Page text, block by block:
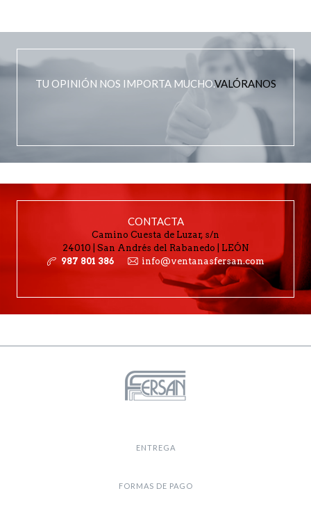
TU OPINIÓN NOS IMPORTA MUCHO.VALÓRANOS
CONTACTA
Camino Cuesta de Luzar, s/n
24010 | San Andrés del Rabanedo | LEÓN
987 801 386
info@ventanasfersan.com
ENTREGA
FORMAS DE PAGO